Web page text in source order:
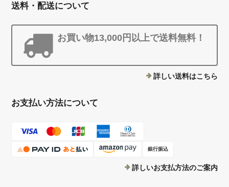
送料・配送について
お買い物13,000円以上で送料無料！
詳しい送料はこちら
お支払い方法について
銀行振込
詳しいお支払方法のご案内